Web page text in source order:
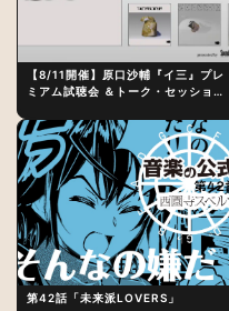
【8/11開催】原口沙輔『イ三』プレ
ミアム試聴会 ＆トーク・セッション
制作秘話
第42話「未来派LOVERS」